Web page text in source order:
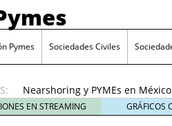
Pymes Sociedades Civiles
Retos de las PYMES
para la demanda de
Turismo y PYMEs: qué
Nearshoring y PYMEs en
suministro 21 enero, 2026
El impacto del entorno
EN STREAMING GRÁFICOS